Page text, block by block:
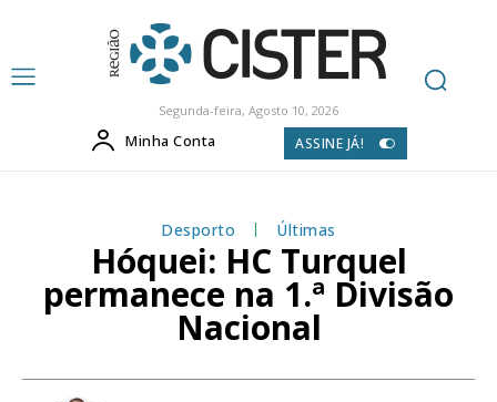
Segunda-feira, Agosto 10, 2026
Minha Conta ASSINE JÁ!
Desporto Últimas
Hóquei: HC Turquel
permanece na 1.ª Divisão
Nacional